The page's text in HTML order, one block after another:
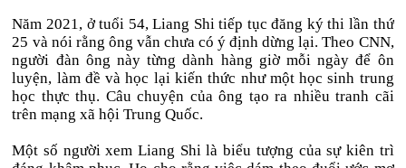
Năm 2021, ở tuổi 54, Liang Shi tiếp tục đăng ký thi lần thứ
25 và nói rằng ông vẫn chưa có ý định dừng lại. Theo CNN,
người đàn ông này từng dành hàng giờ mỗi ngày để ôn
luyện, làm đề và học lại kiến thức như một học sinh trung
học thực thụ. Câu chuyện của ông tạo ra nhiều tranh cãi
trên mạng xã hội Trung Quốc.
Một số người xem Liang Shi là biểu tượng của sự kiên trì